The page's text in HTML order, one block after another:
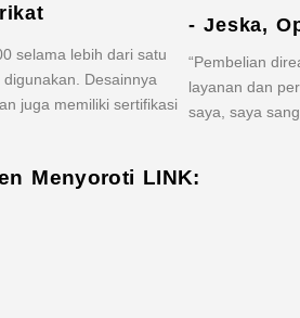
selama lebih dari satu
Desainnya
juga memiliki sertifikasi
- Jeska,
“Pembelian
layanan dan
saya, saya
Menyoroti LINK: